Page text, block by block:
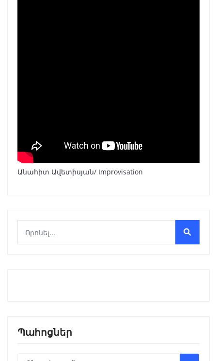
Անահիտ Ավետիսյան/ Improvisation
Պահոցներ